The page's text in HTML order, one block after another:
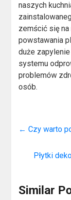
naszych
zemścić się na
powstawania
duże
systemu
problemów
osób.
← Czy warto
Płytki
Similar